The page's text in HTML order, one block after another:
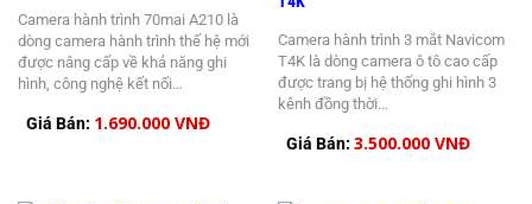
Camera hành trình 70mai A210 là
dòng camera hành trình thế hệ mới
được nâng cấp về khả năng ghi
hình, công nghệ kết nối…
Giá Bán: 1.690.000 VNĐ
Camera hành trình 3 mắt Navicom
T4K là dòng camera ô tô cao cấp
được trang bị hệ thống ghi hình 3
kênh đồng thời…
Giá Bán: 3.500.000 VNĐ